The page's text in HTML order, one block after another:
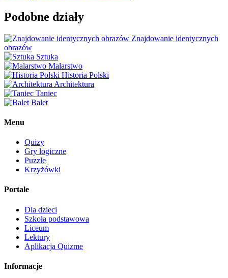
Podobne działy
Znajdowanie identycznych
obrazów
Sztuka
Malarstwo
Historia Polski
Architektura
Taniec
Balet
Menu
Quizy
Gry logiczne
Puzzle
Krzyżówki
Portale
Dla dzieci
Szkoła podstawowa
Liceum
Lektury
Aplikacja Quizme
Informacje